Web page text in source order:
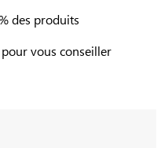
des produits
vous conseiller